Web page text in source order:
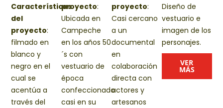
Características
del
proyecto:
filmado en
blanco y
negro en el
cual se
acentúa a
través del
proyecto:
Ubicada en
Campeche
en los años 50
´s con
vestuariode
época
confeccionado
casi en su
proyecto:
Casi cercano
a un
documental
en
colaboración
directa con
actores y
artesanos
Diseño de
vestuario e
imagen de los
personajes.
VER
MÁS